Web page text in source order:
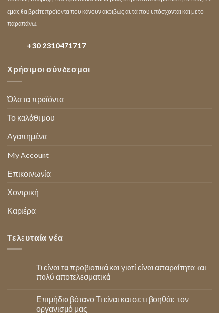
εμάς θα βρείτε προϊόντα που κάνουν ακριβώς αυτά που υπόσχονται και με το
παραπάνω.
+30 2310471717
Χρήσιμοι σύνδεσμοι
Όλα τα προϊόντα
Το καλάθι μου
Αγαπημένα
My Account
Επικοινωνία
Χοντρική
Καριέρα
Τελευταία νέα
Τι είναι τα προβιοτικά και γιατί είναι απαραίτητα και
πολύ αποτελεσματικά
Επιμήδιο βότανο Τι είναι και σε τι βοηθάει τον
οργανισμό μας